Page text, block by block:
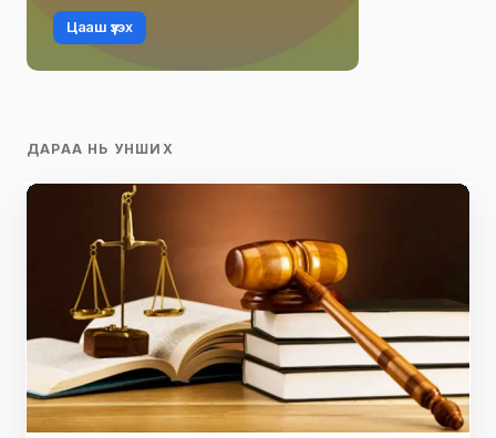
Цааш үзэх
ДАРАА НЬ УНШИХ